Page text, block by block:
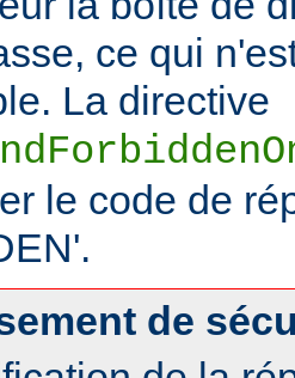
ce qui
La directive
le code de
de